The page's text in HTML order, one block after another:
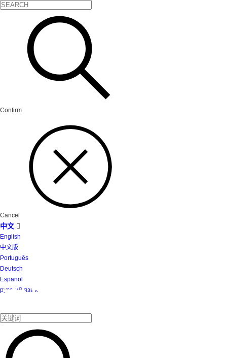
Confirm
Cancel
中文 
English
中文版
Português
Deutsch
Espanol
русский язык
产品